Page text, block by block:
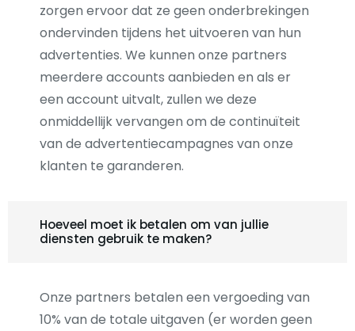
zorgen ervoor dat ze geen onderbrekingen
ondervinden tijdens het uitvoeren van hun
advertenties. We kunnen onze partners
meerdere accounts aanbieden en als er
een account uitvalt, zullen we deze
onmiddellijk vervangen om de continuïteit
van de advertentiecampagnes van onze
klanten te garanderen.
Hoeveel moet ik betalen om van jullie
diensten gebruik te maken?
Onze partners betalen een vergoeding van
10% van de totale uitgaven (er worden geen